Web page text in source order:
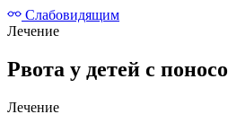
Слабовидящим
Лечение
Рвота у детей с
Лечение